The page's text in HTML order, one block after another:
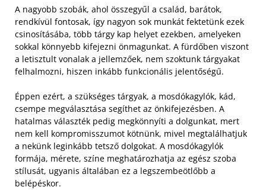
A nagyobb szobák, ahol összegyűl a család, barátok,
rendkívül fontosak, így nagyon sok munkát fektetünk ezek
csinosításába, több tárgy kap helyet ezekben, amelyeken
sokkal könnyebb kifejezni önmagunkat. A fürdőben viszont
a letisztult vonalak a jellemzőek, nem szoktunk tárgyakat
felhalmozni, hiszen inkább funkcionális jelentőségű.
Éppen ezért, a szükséges tárgyak, a mosdókagylók, kád,
csempe megválasztása segíthet az önkifejezésben. A
hatalmas választék pedig megkönnyíti a dolgunkat, mert
nem kell kompromisszumot kötnünk, mivel megtalálhatjuk
a nekünk leginkább tetsző dolgokat. A mosdókagylók
formája, mérete, színe meghatározhatja az egész szoba
stílusát, ugyanis általában ez a legszembeötlőbb a
belépéskor.